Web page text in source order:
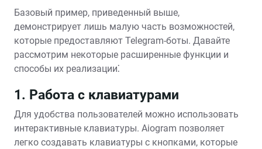
Базовый пример, приведенный выше,
демонстрирует лишь малую часть возможностей,
которые предоставляют Telegram-боты. Давайте
рассмотрим некоторые расширенные функции и
способы их реализации⁚
1. Работа с клавиатурами
Для удобства пользователей можно использовать
интерактивные клавиатуры. Aiogram позволяет
легко создавать клавиатуры с кнопками, которые